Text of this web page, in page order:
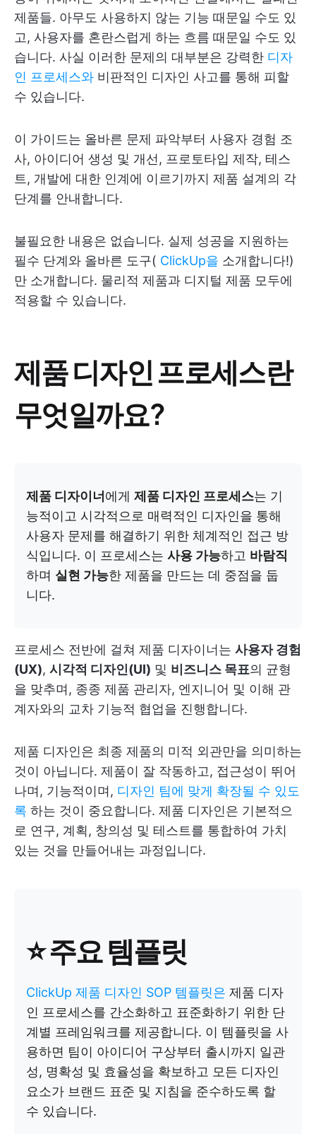
제품들. 아무도 사용하지 않는 기능 때문일 수도 있
고, 사용자를 혼란스럽게 하는 흐름 때문일 수도 있
습니다. 사실 이러한 문제의 대부분은 강력한 디자
인 프로세스와 비판적인 디자인 사고를 통해 피할
수 있습니다.
이 가이드는 올바른 문제 파악부터 사용자 경험 조
사, 아이디어 생성 및 개선, 프로토타입 제작, 테스
트, 개발에 대한 인계에 이르기까지 제품 설계의 각
단계를 안내합니다.
불필요한 내용은 없습니다. 실제 성공을 지원하는
필수 단계와 올바른 도구( ClickUp을 소개합니다!)
만 소개합니다. 물리적 제품과 디지털 제품 모두에
적용할 수 있습니다.
제품 디자인 프로세스란
무엇일까요?
제품 디자이너 에게 제품 디자인 프로세스는 기
능적이고 시각적으로 매력적인 디자인을 통해
사용자 문제를 해결하기 위한 체계적인 접근 방
식입니다. 이 프로세스는 사용 가능하고 바람직
하며 실현 가능한 제품을 만드는 데 중점을 둡
니다.
프로세스 전반에 걸쳐 제품 디자이너는 사용자 경험
(UX), 시각적 디자인(UI) 및 비즈니스 목표의 균형
을 맞추며, 종종 제품 관리자, 엔지니어 및 이해 관
계자와의 교차 기능적 협업을 진행합니다.
제품 디자인은 최종 제품의 미적 외관만을 의미하는
것이 아닙니다. 제품이 잘 작동하고, 접근성이 뛰어
나며, 기능적이며, 디자인 팀에 맞게 확장될 수 있도
록 하는 것이 중요합니다. 제품 디자인은 기본적으
로 연구, 계획, 창의성 및 테스트를 통합하여 가치
있는 것을 만들어내는 과정입니다.
⭐️ 주요 템플릿
ClickUp 제품 디자인 SOP 템플릿은 제품 디자
인 프로세스를 간소화하고 표준화하기 위한 단
계별 프레임워크를 제공합니다. 이 템플릿을 사
용하면 팀이 아이디어 구상부터 출시까지 일관
성, 명확성 및 효율성을 확보하고 모든 디자인
요소가 브랜드 표준 및 지침을 준수하도록 할
수 있습니다.